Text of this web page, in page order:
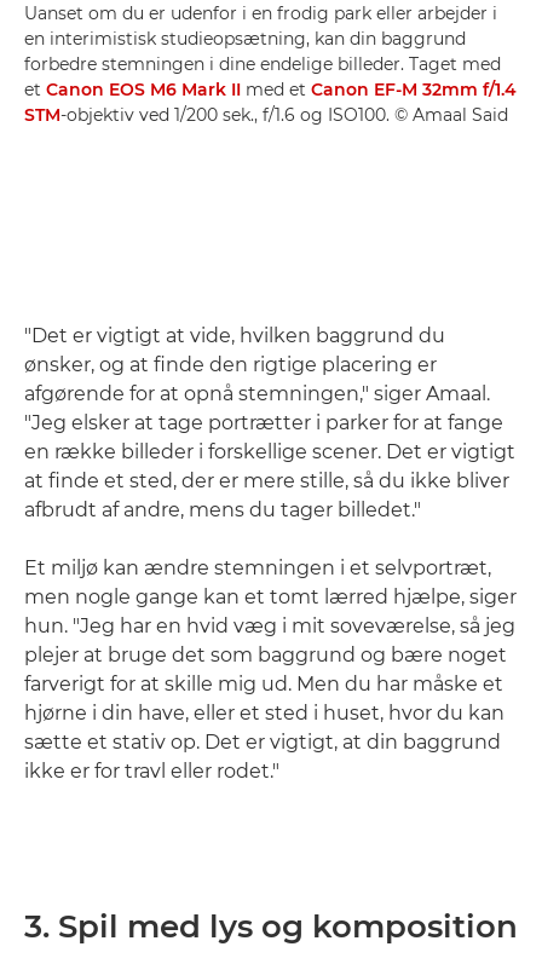
Uanset om du er udenfor i en frodig park eller arbejder i
en interimistisk studieopsætning, kan din baggrund
forbedre stemningen i dine endelige billeder. Taget med
et Canon EOS M6 Mark II med et Canon EF-M 32mm f/1.4
STM-objektiv ved 1/200 sek., f/1.6 og ISO100. © Amaal Said
"Det er vigtigt at vide, hvilken baggrund du
ønsker, og at finde den rigtige placering er
afgørende for at opnå stemningen," siger Amaal.
"Jeg elsker at tage portrætter i parker for at fange
en række billeder i forskellige scener. Det er vigtigt
at finde et sted, der er mere stille, så du ikke bliver
afbrudt af andre, mens du tager billedet."
Et miljø kan ændre stemningen i et selvportræt,
men nogle gange kan et tomt lærred hjælpe, siger
hun. "Jeg har en hvid væg i mit soveværelse, så jeg
plejer at bruge det som baggrund og bære noget
farverigt for at skille mig ud. Men du har måske et
hjørne i din have, eller et sted i huset, hvor du kan
sætte et stativ op. Det er vigtigt, at din baggrund
ikke er for travl eller rodet."
3. Spil med lys og komposition